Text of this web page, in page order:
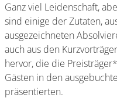
Ganz viel Leidenschaft,
sind einige der Zutaten,
ausgezeichneten
auch aus den
hervor, die die
Gästen in den
präsentierten.